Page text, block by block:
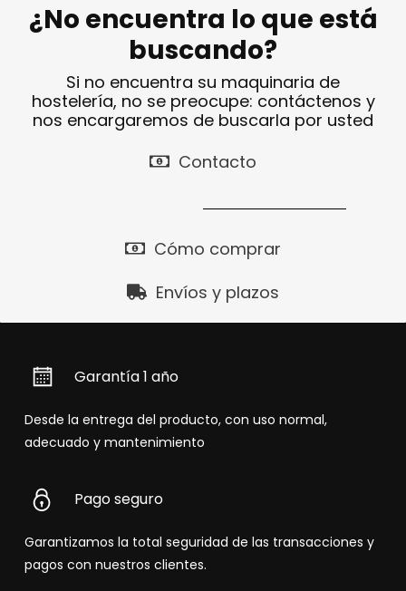
¿No encuentra lo que está
buscando?
Si no encuentra su maquinaria de
hostelería, no se preocupe: contáctenos y
nos encargaremos de buscarla por usted
Contacto
Cómo comprar
Envíos y plazos
Garantía 1 año
Desde la entrega del producto, con uso normal,
adecuado y mantenimiento
Pago seguro
Garantizamos la total seguridad de las transacciones y
pagos con nuestros clientes.